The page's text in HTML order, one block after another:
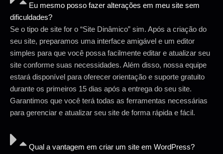
Eu mesmo posso fazer alterações em meu site sem
dificuldades?
Se o tipo de site for o “Site Dinâmico” sim. Após a criação do
seu site, preparamos uma interface amigável e um editor
simples para que você possa facilmente editar e atualizar seu
site conforme suas necessidades. Além disso, nossa equipe
estará disponível para oferecer orientação e suporte gratuito
durante os primeiros 15 dias após a entrega do seu site.
Garantimos que você terá todas as ferramentas necessárias
para gerenciar e atualizar seu site de forma rápida e fácil.
Qual a vantagem em criar um site em WordPress?